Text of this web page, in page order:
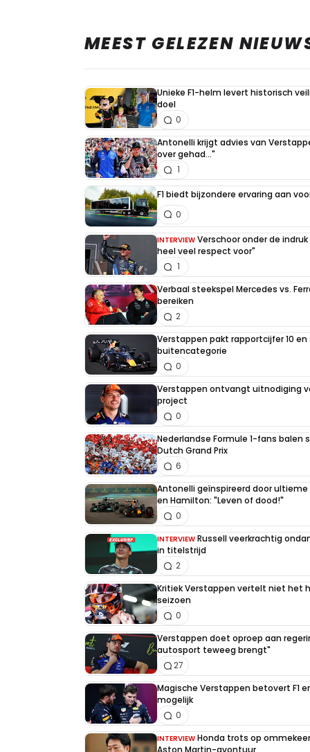
MEEST GELEZEN
Unieke F1-helm levert historisch
doel
0
Antonelli krijgt advies van
over gehad..."
1
F1 biedt bijzondere ervaring aan
0
INTERVIEW Verschoor onder de
heel veel respect voor"
1
Verbaal steekspel Mercedes vs.
bereiken
2
Verstappen pakt rapportcijfer 10
buitencategorie
0
Verstappen ontvangt uitnodiging
project
0
Nederlandse Formule 1-fans
Dutch Grand Prix
6
Antonelli geïnspireerd door
en Hamilton: "Leven of dood!"
0
INTERVIEW Russell veerkrachtig
in titelstrijd
2
Kritiek Verstappen vertelt niet het
seizoen
0
Verstappen doet oproep aan
autosport teweeg brengt"
27
Magische Verstappen betovert F1
mogelijk
0
INTERVIEW Honda trots op